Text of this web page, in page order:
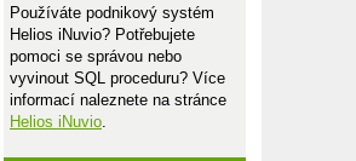
Používáte podnikový systém
Helios iNuvio? Potřebujete
pomoci se správou nebo
vyvinout SQL proceduru? Více
informací naleznete na stránce
Helios iNuvio.